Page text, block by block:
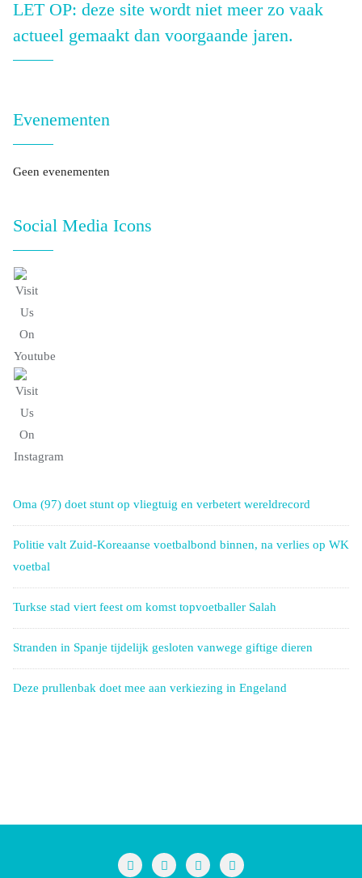
LET OP: deze site wordt niet meer zo vaak
actueel gemaakt dan voorgaande jaren.
Evenementen
Geen evenementen
Social Media Icons
Oma (97) doet stunt op vliegtuig en verbetert wereldrecord
Politie valt Zuid-Koreaanse voetbalbond binnen, na verlies op WK
voetbal
Turkse stad viert feest om komst topvoetballer Salah
Stranden in Spanje tijdelijk gesloten vanwege giftige dieren
Deze prullenbak doet mee aan verkiezing in Engeland